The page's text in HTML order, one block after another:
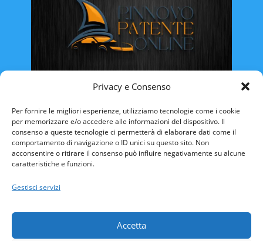
Privacy e Consenso
Per fornire le migliori esperienze, utilizziamo tecnologie come i cookie
per memorizzare e/o accedere alle informazioni del dispositivo. Il
consenso a queste tecnologie ci permetterà di elaborare dati come il
comportamento di navigazione o ID unici su questo sito. Non
acconsentire o ritirare il consenso può influire negativamente su alcune
caratteristiche e funzioni.
Gestisci servizi
Accetta
CAMPANIA
FRIULI VENEZIA-GIULIA
LAZIO
LIGURIA
MARCHE